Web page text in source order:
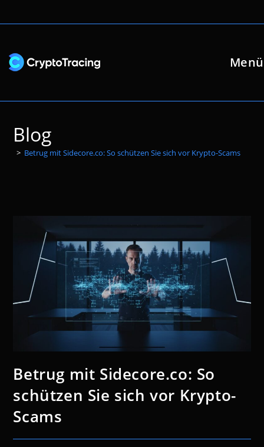
Inhalt
Menü
Blog
> Betrug mit Sidecore.co: So schützen Sie sich vor Krypto-Scams
Betrug mit Sidecore.co: So
schützen Sie sich vor Krypto-
Scams